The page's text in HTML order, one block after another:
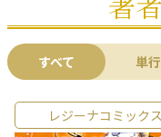
すべて 単
レジーナコミックス